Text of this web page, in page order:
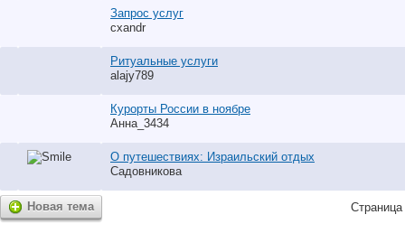
Запрос услуг
cxandr
Ритуальные услуги
alajy789
Курорты России в ноябре
Анна_3434
О путешествиях: Израильский отдых
Садовникова
Новая тема Страница